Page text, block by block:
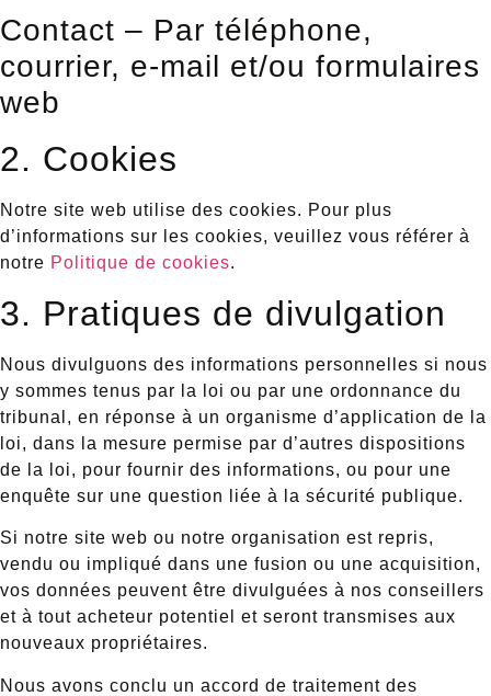
Contact – Par téléphone,
courrier, e-mail et/ou formulaires
web
2. Cookies
Notre site web utilise des cookies. Pour plus
d’informations sur les cookies, veuillez vous référer à
notre Politique de cookies.
3. Pratiques de divulgation
Nous divulguons des informations personnelles si nous
y sommes tenus par la loi ou par une ordonnance du
tribunal, en réponse à un organisme d’application de la
loi, dans la mesure permise par d’autres dispositions
de la loi, pour fournir des informations, ou pour une
enquête sur une question liée à la sécurité publique.
Si notre site web ou notre organisation est repris,
vendu ou impliqué dans une fusion ou une acquisition,
vos données peuvent être divulguées à nos conseillers
et à tout acheteur potentiel et seront transmises aux
nouveaux propriétaires.
Nous avons conclu un accord de traitement des